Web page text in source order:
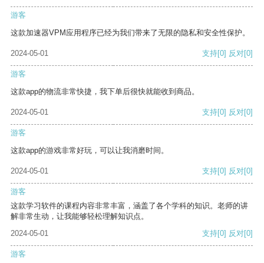
游客
这款加速器VPM应用程序已经为我们带来了无限的隐私和安全性保护。
2024-05-01 支持[0] 反对[0]
游客
这款app的物流非常快捷，我下单后很快就能收到商品。
2024-05-01 支持[0] 反对[0]
游客
这款app的游戏非常好玩，可以让我消磨时间。
2024-05-01 支持[0] 反对[0]
游客
这款学习软件的课程内容非常丰富，涵盖了各个学科的知识。老师的讲
解非常生动，让我能够轻松理解知识点。
2024-05-01
支持[0] 反对[0]
游客